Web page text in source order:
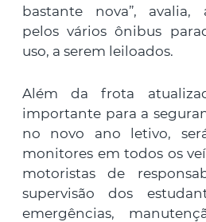
bastante nova”, avalia,
pelos vários ônibus
uso, a serem leiloados.
Além da frota
importante para a
no novo ano letivo,
monitores em todos os
motoristas de
supervisão dos
emergências,